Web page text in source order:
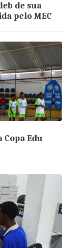
de sua
pelo MEC
Copa Edu